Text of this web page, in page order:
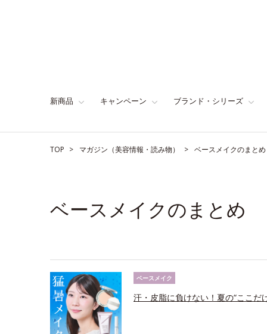
新商品 キャンペーン ブランド・シリーズ
TOP マガジン（美容情報・読み物） ベースメイクのまとめ
ベースメイクのまとめ
ベースメイク
汗・皮脂に負けない！夏の“ここだ